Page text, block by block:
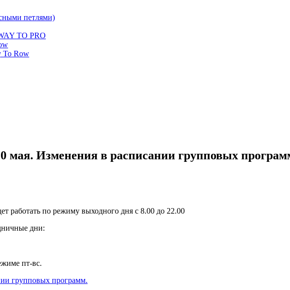
петлями)
TO PRO
To Row
мая. Изменения в расписании групповых
работать по режиму выходного дня с 8.00 до 22.00
дни:
пт-вс.
групповых программ.